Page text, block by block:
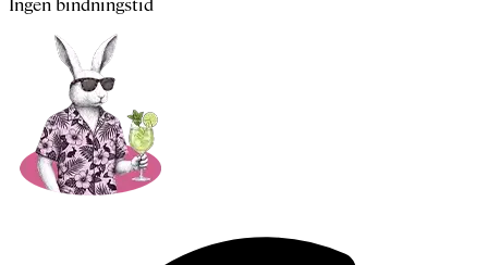
Ingen bindningstid